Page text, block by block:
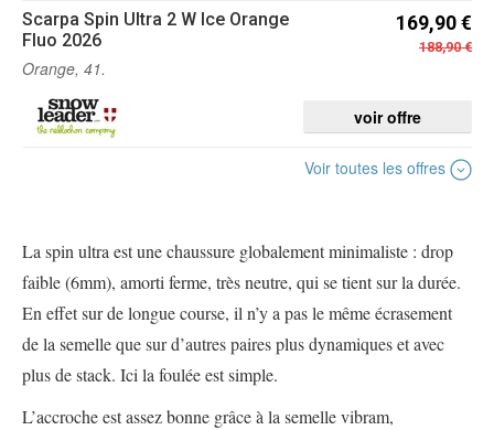
Scarpa Spin Ultra 2 W Ice Orange
Fluo 2026
169,90 €
188,90 €
Orange, 41.
voir offre
Voir toutes les offres
La spin ultra est une chaussure globalement minimaliste : drop
faible (6mm), amorti ferme, très neutre, qui se tient sur la durée.
En effet sur de longue course, il n’y a pas le même écrasement
de la semelle que sur d’autres paires plus dynamiques et avec
plus de stack. Ici la foulée est simple.
L’accroche est assez bonne grâce à la semelle vibram,